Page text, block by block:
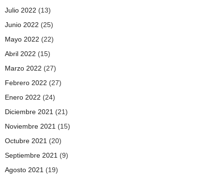
Julio 2022 (13)
Junio 2022 (25)
Mayo 2022 (22)
Abril 2022 (15)
Marzo 2022 (27)
Febrero 2022 (27)
Enero 2022 (24)
Diciembre 2021 (21)
Noviembre 2021 (15)
Octubre 2021 (20)
Septiembre 2021 (9)
Agosto 2021 (19)